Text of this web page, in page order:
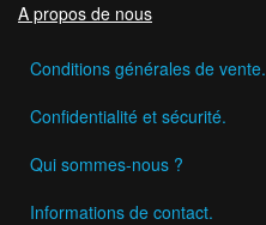
A propos de nous
Conditions générales de vente.
Confidentialité et sécurité.
Qui sommes-nous ?
Informations de contact.